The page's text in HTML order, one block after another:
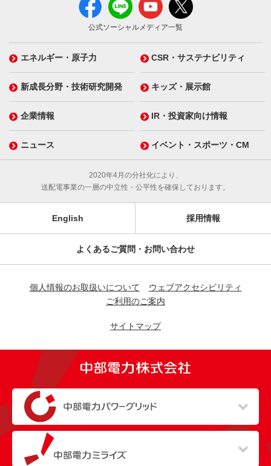
公式ソーシャルメディア一覧
エネルギー・原子力 CSR・サステナビリティ
新成長分野・技術研究開発 キッズ・展示館
企業情報 IR・投資家向け情報
ニュース イベント・スポーツ・CM
2020年4月の分社化により、
送配電事業の一層の中立性・公平性を確保しております。
English 採用情報
よくあるご質問・お問い合わせ
個人情報のお取扱いについて
ウェブアクセシビリティ
ご利用のご案内
サイトマップ
（新しいウィンドウを開きます）
（新しいウィンドウを開きます）